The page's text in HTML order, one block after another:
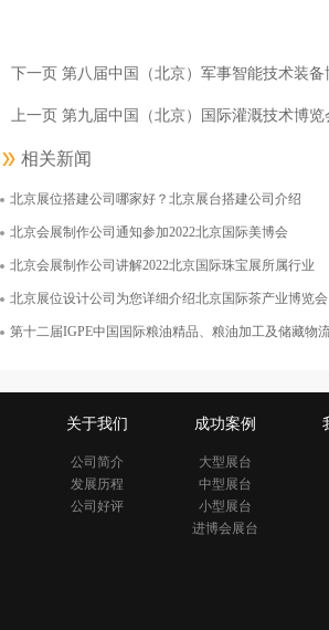
嘉吉投资（中国）有限公司
下一页 第八届中国（北京）军事智能技术装
上一页 第九届中国（北京）国际灌溉技术博
相关新闻
北京展位搭建公司哪家好？北京展台搭建公司介绍
北京会展制作公司通知参加2022北京国际美博会
北京会展制作公司讲解2022北京国际珠宝展所属行业
北京展位设计公司为您详细介绍北京国际茶产业博览会
第十二届IGPE中国国际粮油精品、粮油加工及储藏物流技术博览会时间
关于我们
公司简介
发展历程
公司好评
成功案例
大型展台
中型展台
小型展台
进博会展台